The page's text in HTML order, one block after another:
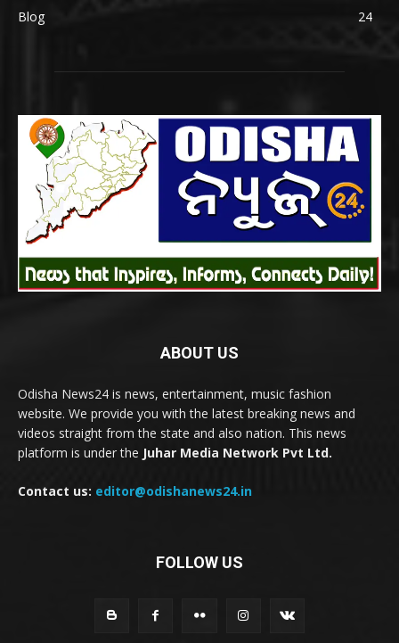
Blog
24
ABOUT US
Odisha News24 is news, entertainment, music fashion
website. We provide you with the latest breaking news and
videos straight from the state and also nation. This news
platform is under the Juhar Media Network Pvt Ltd.
Contact us: editor@odishanews24.in
FOLLOW US